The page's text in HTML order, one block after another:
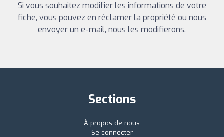
Si vous souhaitez modifier les informations de votre
fiche, vous pouvez en réclamer la propriété ou nous
envoyer un e-mail, nous les modifierons.
Sections
À propos de nous
Se connecter